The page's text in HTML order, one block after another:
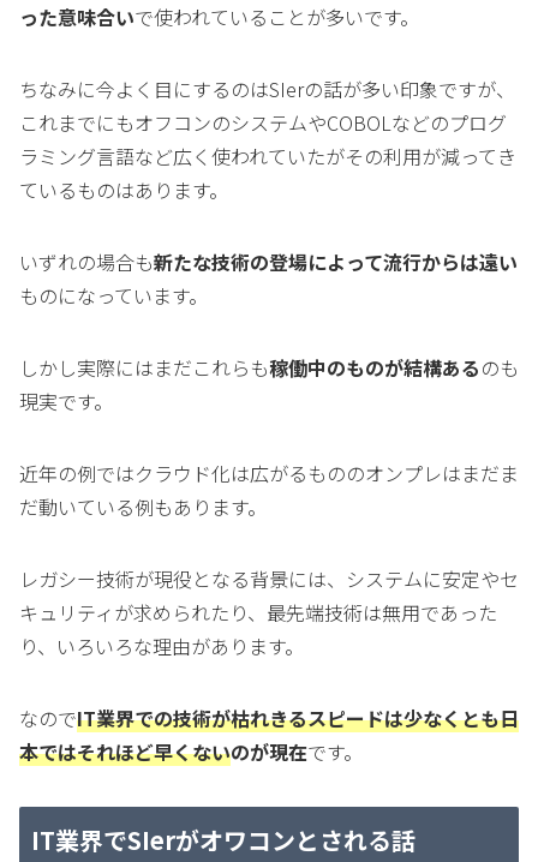
った意味合いで使われていることが多いです。
ちなみに今よく目にするのはSIerの話が多い印象ですが、
これまでにもオフコンのシステムやCOBOLなどのプログ
ラミング言語など広く使われていたがその利用が減ってき
ているものはあります。
いずれの場合も新たな技術の登場によって流行からは遠い
ものになっています。
しかし実際にはまだこれらも稼働中のものが結構あるのも
現実です。
近年の例ではクラウド化は広がるもののオンプレはまだま
だ動いている例もあります。
レガシー技術が現役となる背景には、システムに安定やセ
キュリティが求められたり、最先端技術は無用であった
り、いろいろな理由があります。
なのでIT業界での技術が枯れきるスピードは少なくとも日
本ではそれほど早くないのが現在です。
IT業界でSIerがオワコンとされる話